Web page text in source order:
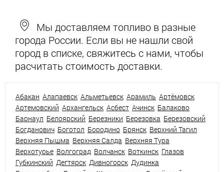
Мы доставляем топливо в разные
города России. Если вы не нашли свой
город в списке, свяжитесь с нами, чтобы
расчитать стоимость доставки.
Абакан Алапаевск Альметьевск Арамиль Артёмовск
Артемовский Архангельск Асбест Ачинск Балаково
Барнаул Белоярский Березники Березовка Березовский
Богданович Боготол Бородино Брянск Верхний Тагил
Верхняя Пышма Верхняя Салда Верхняя Тура
Верхотурье Волгоград Волчанск Воткинск Глазов
Губкинский Дегтярск Дивногорск Дудинка